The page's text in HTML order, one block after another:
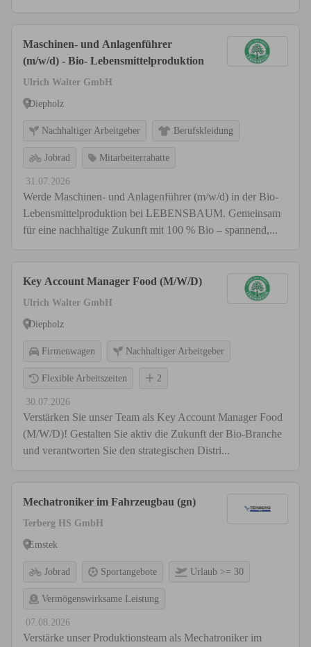
Maschinen- und Anlagenführer
(m/w/d) - Bio- Lebensmittelproduktion
Ulrich Walter GmbH
Diepholz
Nachhaltiger Arbeitgeber Berufskleidung
Jobrad Mitarbeiterrabatte
31.07.2026
Werde Maschinen- und Anlagenführer (m/w/d) in der Bio-
Lebensmittelproduktion bei LEBENSBAUM. Gemeinsam
für eine nachhaltige Zukunft mit 100 % Bio – spannend,...
Key Account Manager Food (M/W/D)
Ulrich Walter GmbH
Diepholz
Firmenwagen Nachhaltiger Arbeitgeber
Flexible Arbeitszeiten 2
30.07.2026
Verstärken Sie unser Team als Key Account Manager Food
(M/W/D)! Gestalten Sie aktiv die Zukunft der Bio-Branche
und verantworten Sie den strategischen Distri...
Mechatroniker im Fahrzeugbau (gn)
Terberg HS GmbH
Emstek
Jobrad Sportangebote Urlaub >= 30
Vermögenswirksame Leistung
07.08.2026
Verstärke unser Produktionsteam als Mechatroniker im